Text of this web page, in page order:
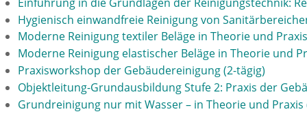
Hygienisch einwandfreie Reinigung von
Moderne Reinigung textiler Beläge in Theorie und Praxis
Moderne Reinigung elastischer Beläge in Theorie und
Praxisworkshop der Gebäudereinigung (2-tägig)
Objektleitung-Grundausbildung Stufe 2: Praxis der
Grundreinigung nur mit Wasser – in Theorie und